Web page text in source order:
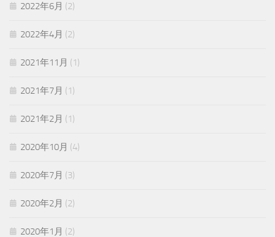
2022年6月 (2)
2022年4月 (2)
2021年11月 (1)
2021年7月 (1)
2021年2月 (1)
2020年10月 (4)
2020年7月 (3)
2020年2月 (2)
2020年1月 (2)